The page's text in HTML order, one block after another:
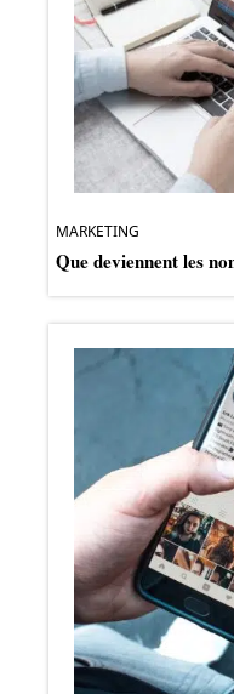
MARKETING
Que deviennent les